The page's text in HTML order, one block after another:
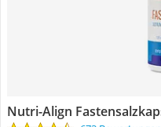
Nutri-Align